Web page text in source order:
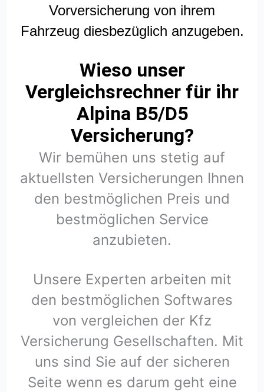
Vorversicherung von ihrem
Fahrzeug diesbezüglich anzugeben.
Wieso unser
Vergleichsrechner für ihr
Alpina B5/D5
Versicherung?
Wir bemühen uns stetig auf
aktuellsten Versicherungen Ihnen
den bestmöglichen Preis und
bestmöglichen Service
anzubieten.
Unsere Experten arbeiten mit
den bestmöglichen Softwares
von vergleichen der Kfz
Versicherung Gesellschaften. Mit
uns sind Sie auf der sicheren
Seite wenn es darum geht eine